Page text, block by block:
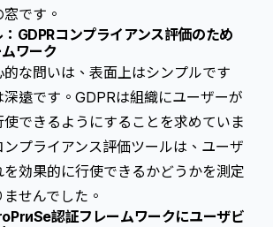
です。
GDPRコンプライアンス評価のため
ワーク
的な問いは、表面上はシンプルです
遠です。GDPRは組織にユーザーが
使できるようにすることを求めていま
プライアンス評価ツールは、ユーザ
効果的に行使できるかどうかを測定
せんでした。
認証フレームワークにユーザビ